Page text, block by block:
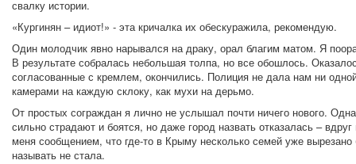
свалку истории.
«Кургинян – идиот!» - эта кричалка их обескуражила, рекомендую.
Один молодчик явно нарывался на драку, орал благим матом. Я
В результате собралась небольшая толпа, но все обошлось.
согласованные с кремлем, окончились. Полиция не дала нам ни
камерами на каждую склоку, как мухи на дерьмо.
От простых сограждан я лично не услышал почти ничего нового.
сильно страдают и боятся, но даже город назвать отказалась –
меня сообщением, что где-то в Крыму несколько семей уже
называть не стала.